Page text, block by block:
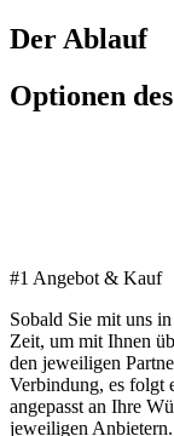
Der Ablauf
Optionen
#1 Angebot & Kauf
Sobald Sie mit uns
Zeit, um mit Ihnen
den jeweiligen
Verbindung, es folgt
angepasst an Ihre
jeweiligen